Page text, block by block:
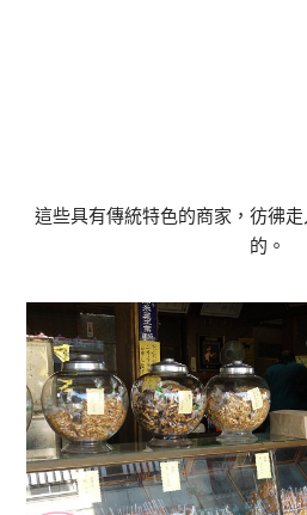
這些具有傳統特色的商家，彷彿
的。